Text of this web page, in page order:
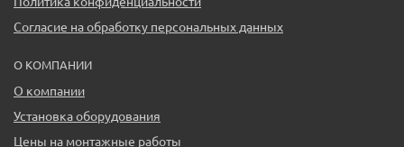
Согласие на обработку персональных данных
О КОМПАНИИ
О компании
Установка оборудования
Цены на монтажные работы